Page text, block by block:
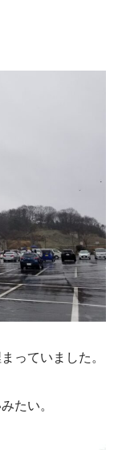
っていました。
たい。